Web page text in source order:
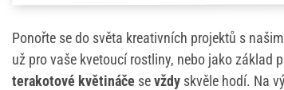
Ponořte se do světa kreativních projektů s
už pro vaše kvetoucí rostliny, nebo jako základ
terakotové květináče sevždy skvěle hodí. Na